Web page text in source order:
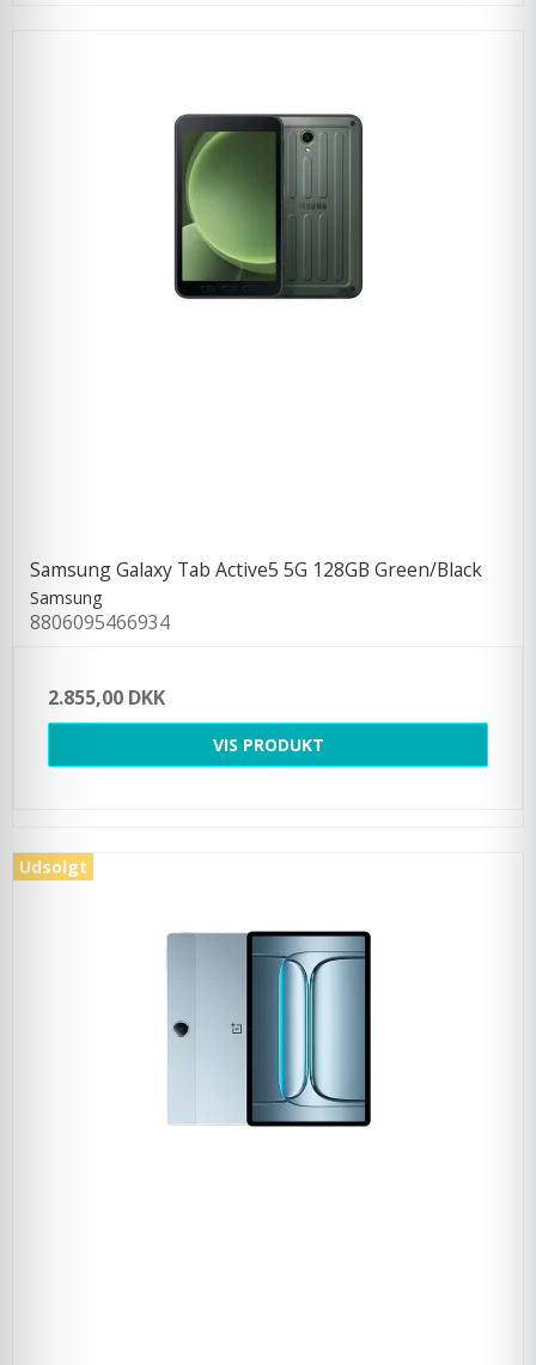
Samsung Galaxy Tab Active5 5G 128GB Green/Black
Samsung
8806095466934
2.855,00 DKK
VIS PRODUKT
Udsolgt